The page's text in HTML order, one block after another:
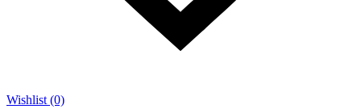
Wishlist (0)